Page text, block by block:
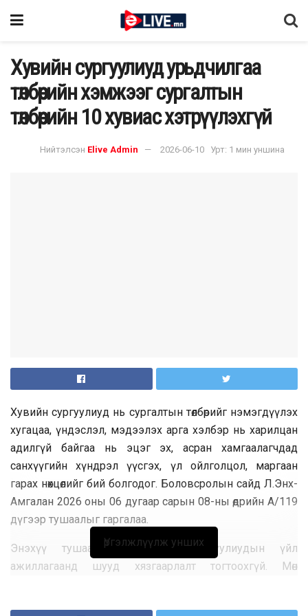
Хувийн сургуулиуд урьдчилгаа
төлбөрийн хэмжээг сургалтын
төлбөрийн 10 хувиас хэтрүүлэхгүй
Нийтэлсэн Elive Admin 2026-06-10 Урт: 1 мин уншина
Хувийн сургуулиуд нь сургалтын төлбөрийг нэмэгдүүлэх
хугацаа, үндэслэл, мэдээлэх арга хэлбэр нь харилцан
адилгүй байгаа нь эцэг эх, асран хамгаалагчдад
санхүүгийн хүндрэл үүсгэх, үл ойлголцол, маргаан
гарах нөхцөлийг бий болгодог. Боловсролын сайд Л.Энх-
Амгалан 2026 оны 06 дугаар сарын 08-ны өдрийн А/119
дүгээр тушаалыг гаргалаа.
Энэхүү тушаал нь хувийн сургуулиудын үйл
ажиллагаанд шууд хязгаарлалт тогтоохгүй. Мөн
Үргэлжлүүлж унших